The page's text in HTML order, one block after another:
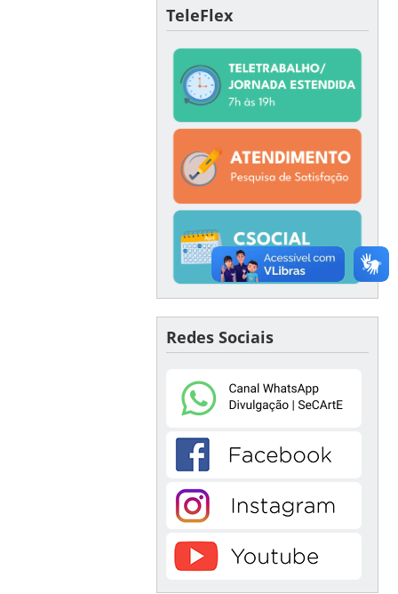
TeleFlex
Redes Sociais